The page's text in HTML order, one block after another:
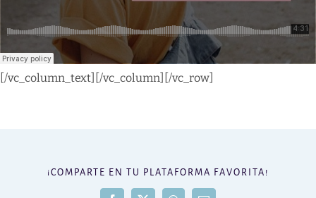
[/vc_column_text][/vc_column][/vc_row]
¡COMPARTE EN TU PLATAFORMA FAVORITA!